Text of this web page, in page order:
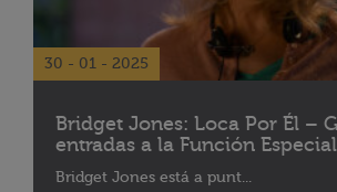
30 - 01 - 2025
Bridget Jones: Loca Por Él –
entradas a la Función Especial
Bridget Jones está a punt...